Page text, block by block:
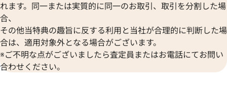
れます。同一または実質的に同一のお取引、取引を分割した場
合、
その他当特典の趣旨に反する利用と当社が合理的に判断した場
合は、適用対象外となる場合がございます。
※ご不明な点がございましたら査定員またはお電話にてお問い
合わせください。